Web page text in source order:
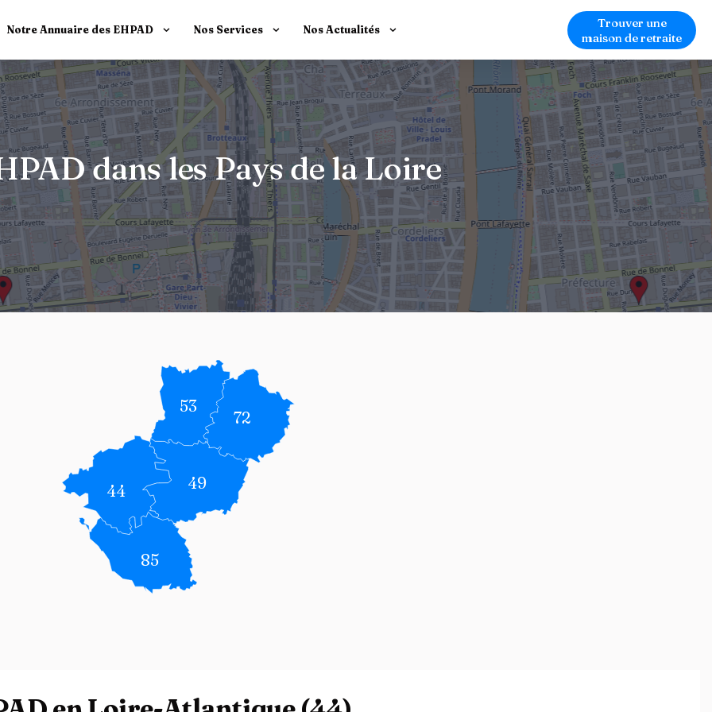
Notre Annuaire des EHPAD Nos Services Nos Actualités
Trouver une
maison de retraite
dans les Pays de la Loire
44 49
53
72
85